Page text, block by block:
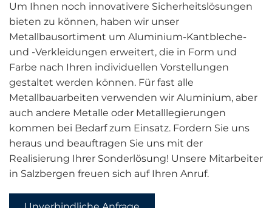
Um Ihnen noch innovativere Sicherheitslösungen
bieten zu können, haben wir unser
Metallbausortiment um Aluminium-Kantbleche-
und -Verkleidungen erweitert, die in Form und
Farbe nach Ihren individuellen Vorstellungen
gestaltet werden können. Für fast alle
Metallbauarbeiten verwenden wir Aluminium, aber
auch andere Metalle oder Metalllegierungen
kommen bei Bedarf zum Einsatz. Fordern Sie uns
heraus und beauftragen Sie uns mit der
Realisierung Ihrer Sonderlösung! Unsere Mitarbeiter
in Salzbergen freuen sich auf Ihren Anruf.